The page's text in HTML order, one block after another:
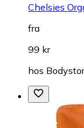
Chelsies
fra
99 kr
hos